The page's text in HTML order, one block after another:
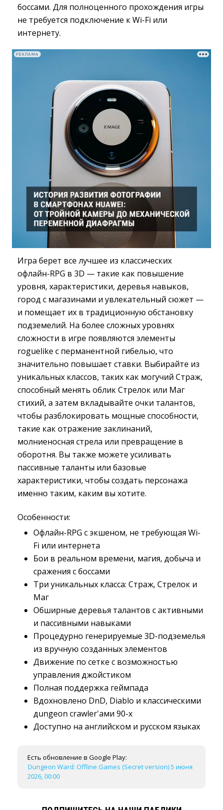
боссами. Для полноценного прохождения игры
не требуется подключение к Wi-Fi или
интернету.
РЕКЛАМА
Игра берет все лучшее из классических
офлайн-RPG в 3D — такие как повышение
уровня, характеристики, деревья навыков,
город с магазинами и увлекательный сюжет —
и помещает их в традиционную обстановку
подземелий. На более сложных уровнях
сложности в игре появляются элементы
roguelike с перманентной гибелью, что
значительно повышает ставки. Выбирайте из
уникальных классов, таких как могучий Страж,
способный менять облик Стрелок или Маг
стихий, а затем вкладывайте очки талантов,
чтобы разблокировать мощные способности,
такие как отражение заклинаний,
молниеносная стрела или превращение в
оборотня. Вы также можете усиливать
пассивные таланты или базовые
характеристики, чтобы создать персонажа
именно таким, каким вы хотите.
Особенности:
Офлайн-RPG с экшеном, не требующая Wi-
Fi или интернета
Бои в реальном времени, магия, добыча и
сражения с боссами
Три уникальных класса: Страж, Стрелок и
Маг
Обширные деревья талантов с активными
и пассивными навыками
Процедурно генерируемые 3D-подземелья
из вручную созданных элементов
Движение по сетке с возможностью
управления джойстиком
Полная поддержка геймпада
Вдохновлено DnD, Diablo и классическими
дungeon crawler'ами 90-х
Доступно на английском и русском языках
Есть обновление в Google Play:
Dungeon Ward: Offline Games (Secret version) 5 июня
2026, 00:00